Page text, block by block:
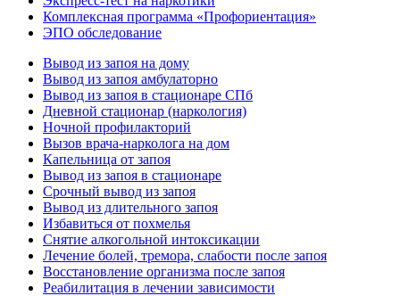
Комплексная программа «Профориентация»
ЭПО обследование
Вывод из запоя на дому
Вывод из запоя амбулаторно
Вывод из запоя в стационаре СПб
Дневной стационар (наркология)
Ночной профилакторий
Вызов врача-нарколога на дом
Капельница от запоя
Вывод из запоя в стационаре
Срочный вывод из запоя
Вывод из длительного запоя
Избавиться от похмелья
Снятие алкогольной интоксикации
Лечение болей, тремора, слабости после запоя
Восстановление организма после запоя
Реабилитация в лечении зависимости